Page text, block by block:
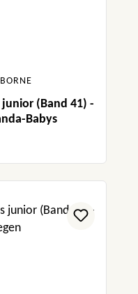
junior (Band 41) -
Babys